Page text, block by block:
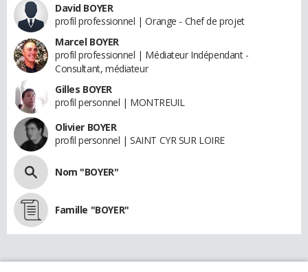
David BOYER
profil professionnel | Orange - Chef de projet
Marcel BOYER
profil professionnel | Médiateur Indépendant -
Consultant, médiateur
Gilles BOYER
profil personnel | MONTREUIL
Olivier BOYER
profil personnel | SAINT CYR SUR LOIRE
Nom "BOYER"
Famille "BOYER"